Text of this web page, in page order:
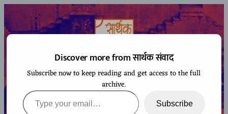
Skip
to
content
सार्थक संवाद
Discover more from सार्थक संवाद
Subscribe now to keep reading and get access to the full
archive.
Type your email…
Subscribe